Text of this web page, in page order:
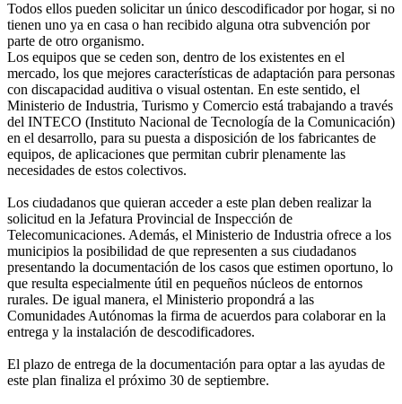
Todos ellos pueden solicitar un único descodificador por hogar, si no
tienen uno ya en casa o han recibido alguna otra subvención por
parte de otro organismo.
Los equipos que se ceden son, dentro de los existentes en el
mercado, los que mejores características de adaptación para personas
con discapacidad auditiva o visual ostentan. En este sentido, el
Ministerio de Industria, Turismo y Comercio está trabajando a través
del INTECO (Instituto Nacional de Tecnología de la Comunicación)
en el desarrollo, para su puesta a disposición de los fabricantes de
equipos, de aplicaciones que permitan cubrir plenamente las
necesidades de estos colectivos.
Los ciudadanos que quieran acceder a este plan deben realizar la
solicitud en la Jefatura Provincial de Inspección de
Telecomunicaciones. Además, el Ministerio de Industria ofrece a los
municipios la posibilidad de que representen a sus ciudadanos
presentando la documentación de los casos que estimen oportuno, lo
que resulta especialmente útil en pequeños núcleos de entornos
rurales. De igual manera, el Ministerio propondrá a las
Comunidades Autónomas la firma de acuerdos para colaborar en la
entrega y la instalación de descodificadores.
El plazo de entrega de la documentación para optar a las ayudas de
este plan finaliza el próximo 30 de septiembre.